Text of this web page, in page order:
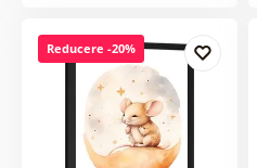
Reducere -20%